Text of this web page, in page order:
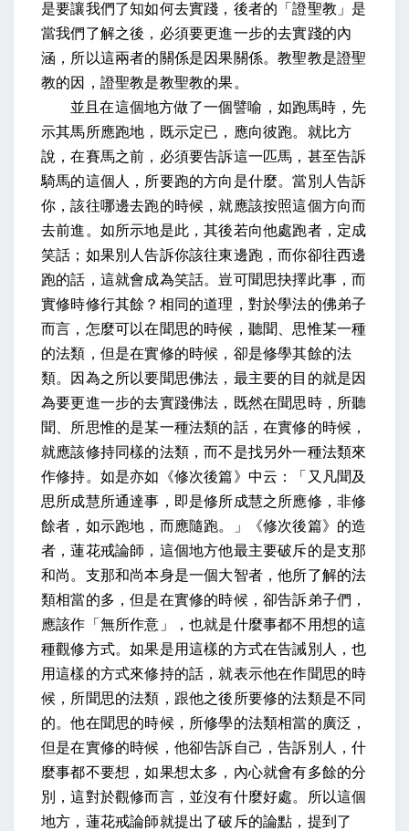
是要讓我們了知如何去實踐，後者的「證聖教」是
當我們了解之後，必須要更進一步的去實踐的內
涵，所以這兩者的關係是因果關係。教聖教是證聖
教的因，證聖教是教聖教的果。
並且在這個地方做了一個譬喻， 如跑馬時，先
示其馬所應跑地，既示定已，應向彼跑。 就比方
說，在賽馬之前，必須要告訴這一匹馬，甚至告訴
騎馬的這個人，所要跑的方向是什麼。當別人告訴
你，該往哪邊去跑的時候，就應該按照這個方向而
去前進。 如所示地是此，其後若向他處跑者，定成
笑話； 如果別人告訴你該往東邊跑，而你卻往西邊
跑的話，這就會成為笑話。 豈可聞思抉擇此事，而
實修時修行其餘？ 相同的道理，對於學法的佛弟子
而言，怎麼可以在聞思的時候，聽聞、思惟某一種
的法類，但是在實修的時候，卻是修學其餘的法
類。因為之所以要聞思佛法，最主要的目的就是因
為要更進一步的去實踐佛法，既然在聞思時，所聽
聞、所思惟的是某一種法類的話，在實修的時候，
就應該修持同樣的法類，而不是找另外一種法類來
作修持。 如是亦如《修次後篇》中云：「又凡聞及
思所成慧所通達事，即是修所成慧之所應修，非修
餘者，如示跑地，而應隨跑。」
《修次後篇》的造
者，蓮花戒論師，這個地方他最主要破斥的是支那
和尚。支那和尚本身是一個大智者，他所了解的法
類相當的多，但是在實修的時候，卻告訴弟子們，
應該作「無所作意」，也就是什麼事都不用想的這
種觀修方式。如果是用這樣的方式在告誡別人，也
用這樣的方式來修持的話，就表示他在作聞思的時
候，所聞思的法類，跟他之後所要修的法類是不同
的。他在聞思的時候，所修學的法類相當的廣泛，
但是在實修的時候，他卻告訴自己，告訴別人，什
麼事都不要想，如果想太多，內心就會有多餘的分
別，這對於觀修而言，並沒有什麼好處。所以這個
地方，蓮花戒論師就提出了破斥的論點，提到了